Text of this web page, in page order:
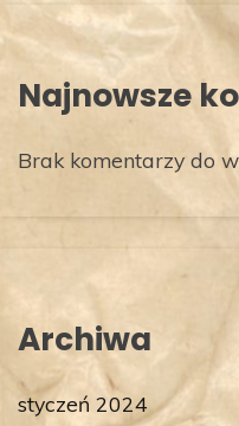
Najnowsze
Brak komentarzy do
Archiwa
styczeń 2024